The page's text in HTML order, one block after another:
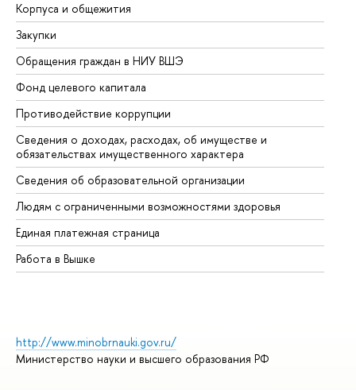
Корпуса и общежития
Закупки
Обращения граждан в НИУ ВШЭ
Фонд целевого капитала
Противодействие коррупции
Сведения о доходах, расходах, об имуществе и
обязательствах имущественного характера
Сведения об образовательной организации
Людям с ограниченными возможностями здоровья
Единая платежная страница
Работа в Вышке
http://www.minobrnauki.gov.ru/
Министерство науки и высшего образования РФ